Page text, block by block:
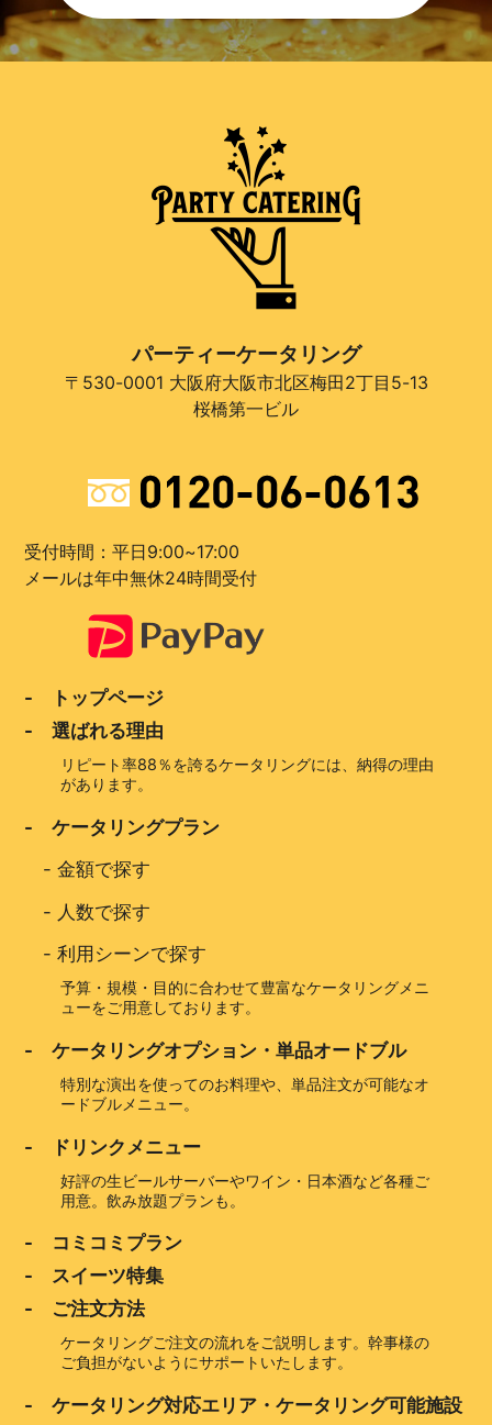
パーティーケータリング
〒530-0001 大阪府大阪市北区梅田2丁目5-13
桜橋第一ビル
受付時間：平日9:00~17:00
メールは年中無休24時間受付
- トップページ
- 選ばれる理由
リピート率88％を誇るケータリングには、納得の理由
があります。
- ケータリングプラン
-金額で探す
- 人数で探す
-利用シーンで探す
予算・規模・目的に合わせて豊富なケータリングメニ
ューをご用意しております。
- ケータリングオプション・単品オードブル
特別な演出を使ってのお料理や、単品注文が可能なオ
ードブルメニュー。
- ドリンクメニュー
好評の生ビールサーバーやワイン・日本酒など各種ご
用意。飲み放題プランも。
- コミコミプラン
- スイーツ特集
- ご注文方法
ケータリングご注文の流れをご説明します。幹事様の
ご負担がないようにサポートいたします。
- ケータリング対応エリア・ケータリング可能施設